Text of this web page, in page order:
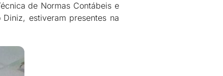
de Normas Contábeis e
estiveram presentes na